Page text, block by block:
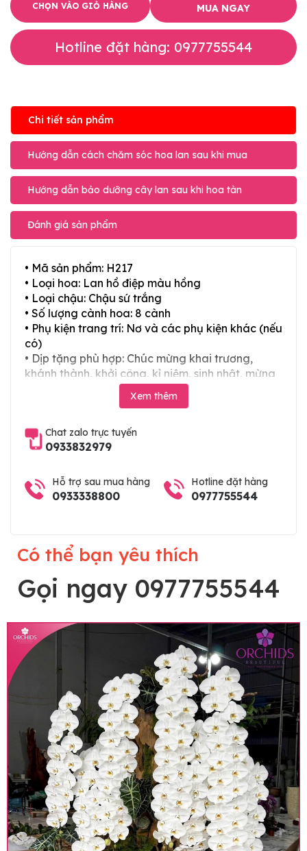
CHỌN VÀO GIỎ HÀNG MUA NGAY
Hotline đặt hàng: 0977755544
Chi tiết sản phẩm
Hướng dẫn cách chăm sóc hoa lan sau khi mua
Hướng dẫn bảo dưỡng cây lan sau khi hoa tàn
Đánh giá sản phẩm
• Mã sản phẩm: H217
• Loại hoa: Lan hồ điệp màu hồng
• Loại chậu: Chậu sứ trắng
• Số lượng cành hoa: 8 cành
• Phụ kiện trang trí: Nơ và các phụ kiện khác (nếu
có)
• Dịp tặng phù hợp: Chúc mừng khai trương,
khánh thành, khởi công, kỉ niệm, sinh nhật, mừng
thọ, mừng cưới, tân gia và các ngày lễ tết trong
Lưu ý trước khi đặt hàng
• Về cây hoa: Một chậu hoa lan hồ điệp đẹp và
hoàn chỉnh sẽ được phối ghép từ nhiều cây hoa
và tạo dáng hoàn toàn thủ công nên có thể sẽ
khác nhau đôi chút giữa sản phẩm thực tế và
Xem thêm
Chat zalo trực tuyến
0933832979
Hỗ trợ sau mua hàng
0933338800
Hotline đặt hàng
0977755544
Có thể bạn yêu thích
Gọi ngay 0977755544